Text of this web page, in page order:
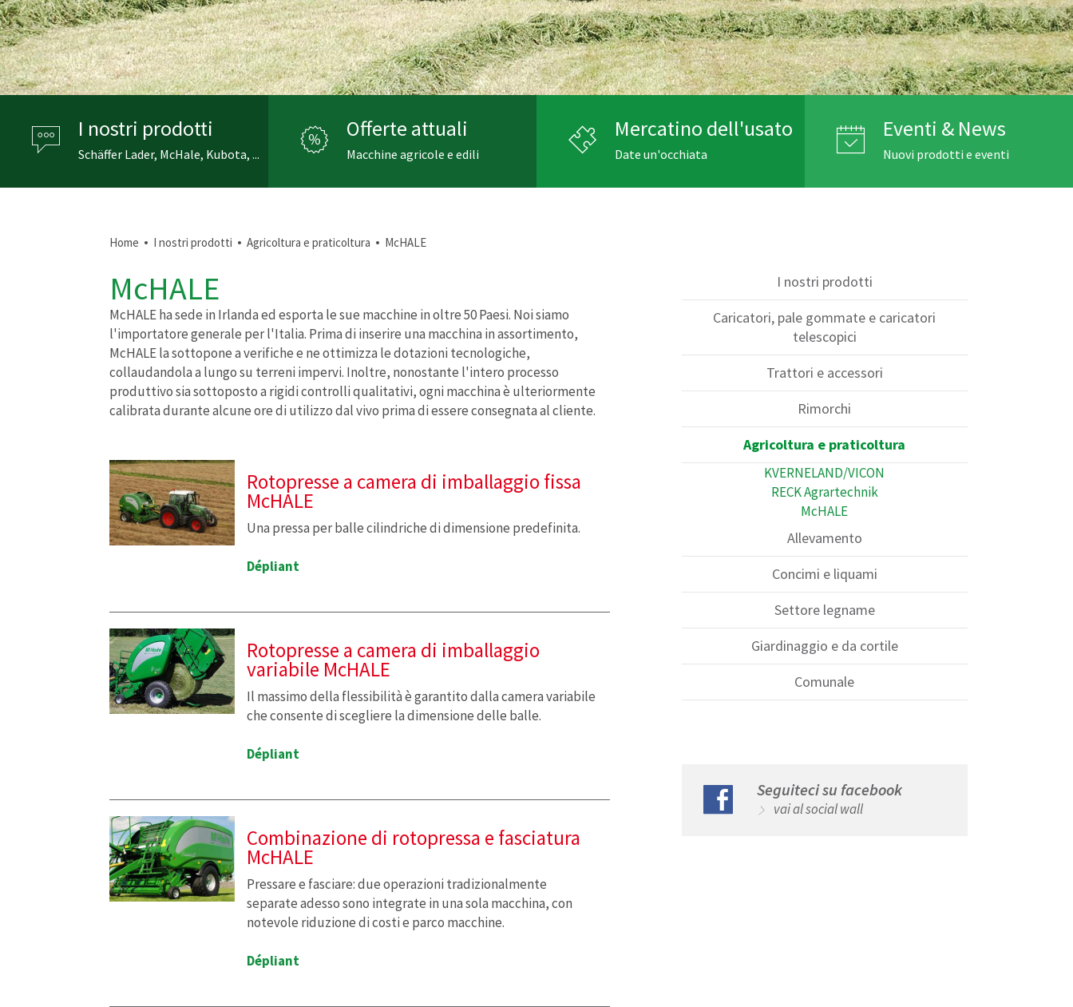
I nostri prodotti
Schäffer Lader, McHale, Kubota, ...
Offerte attuali
Macchine agricole e edili
Mercatino dell'usato
Date un'occhiata
Eventi & News
Nuovi prodotti e eventi
Home • I nostri prodotti • Agricoltura e praticoltura • McHALE
McHALE
McHALE ha sede in Irlanda ed esporta le sue macchine in oltre 50 Paesi. Noi siamo
l'importatore generale per l'Italia. Prima di inserire una macchina in assortimento,
McHALE la sottopone a verifiche e ne ottimizza le dotazioni tecnologiche,
collaudandola a lungo su terreni impervi. Inoltre, nonostante l'intero processo
produttivo sia sottoposto a rigidi controlli qualitativi, ogni macchina è ulteriormente
calibrata durante alcune ore di utilizzo dal vivo prima di essere consegnata al cliente.
Rotopresse a camera di imballaggio fissa
McHALE
Una pressa per balle cilindriche di dimensione predefinita.
Dépliant
Rotopresse a camera di imballaggio
variabile McHALE
Il massimo della flessibilità è garantito dalla camera variabile
che consente di scegliere la dimensione delle balle.
Dépliant
Combinazione di rotopressa e fasciatura
McHALE
Pressare e fasciare: due operazioni tradizionalmente
separate adesso sono integrate in una sola macchina, con
notevole riduzione di costi e parco macchine.
Dépliant
I nostri prodotti
Caricatori, pale gommate e caricatori
telescopici
Trattori e accessori
Rimorchi
Agricoltura e praticoltura
KVERNELAND/VICON
RECK Agrartechnik
McHALE
Allevamento
Concimi e liquami
Settore legname
Giardinaggio e da cortile
Comunale
Seguiteci su facebook
vai al social wall